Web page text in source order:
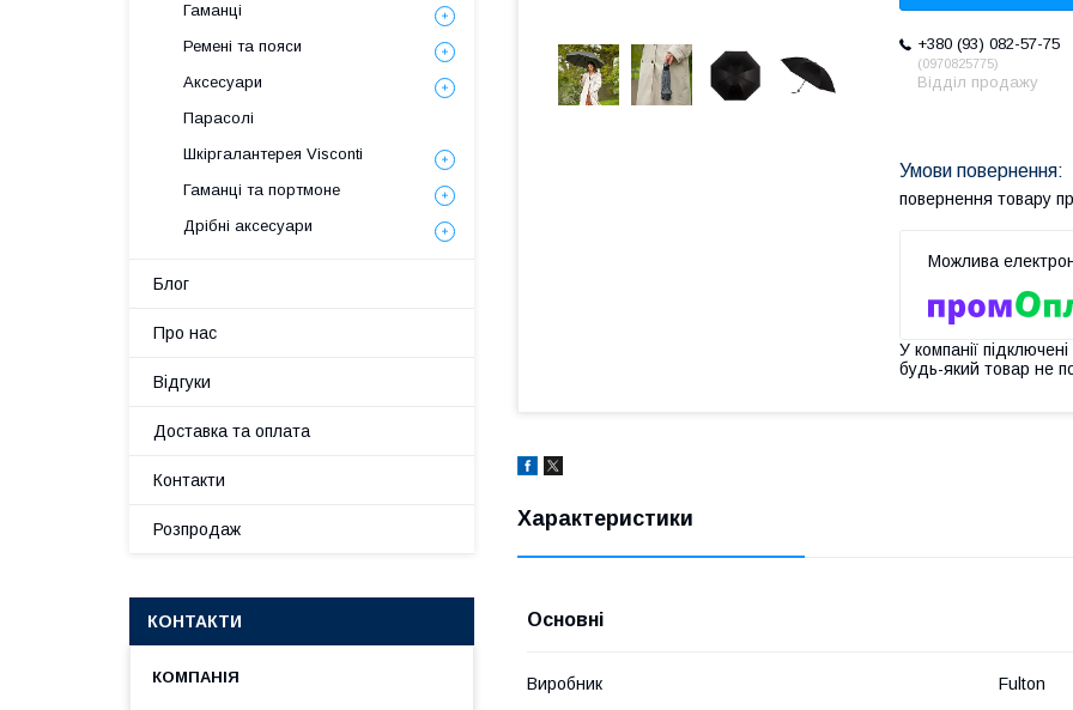
+380 (93) 082-57-75
0970825775
Відділ продажу
повернення товару
У компанії
будь-який товар не
Характеристики
Основні
Виробник Fulton
Гаманці
Ремені та пояси
Аксесуари
Парасолі
Шкіргалантерея Visconti
Гаманці та портмоне
Дрібні аксесуари
Блог
Про нас
Відгуки
Доставка та оплата
Контакти
Розпродаж
КОНТАКТИ